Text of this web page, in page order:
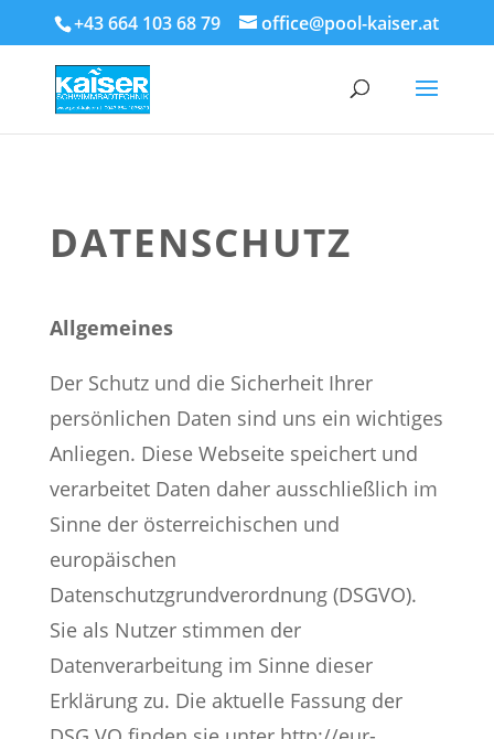
+43 664 103 68 79 office@pool-kaiser.at
DATENSCHUTZ
Allgemeines
Der Schutz und die Sicherheit Ihrer
persönlichen Daten sind uns ein wichtiges
Anliegen. Diese Webseite speichert und
verarbeitet Daten daher ausschließlich im
Sinne der österreichischen und
europäischen
Datenschutzgrundverordnung (DSGVO).
Sie als Nutzer stimmen der
Datenverarbeitung im Sinne dieser
Erklärung zu. Die aktuelle Fassung der